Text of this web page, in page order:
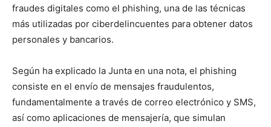
fraudes digitales como el phishing, una de las técnicas
más utilizadas por ciberdelincuentes para obtener datos
personales y bancarios.
Según ha explicado la Junta en una nota, el phishing
consiste en el envío de mensajes fraudulentos,
fundamentalmente a través de correo electrónico y SMS,
así como aplicaciones de mensajería, que simulan